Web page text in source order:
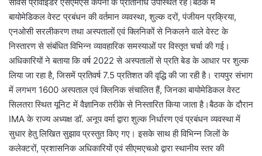
बायोमेडिकल वेस्ट प्रबंधन की वर्तमान व्यवस्था, शुल्क दरों, पंजीयन प्रक्रिया,
एनओसी सरलीकरण तथा अस्पतालों एवं क्लिनिकों से निकलने वाले वेस्ट के
निस्तारण से संबंधित विभिन्न व्यावहारिक समस्याओं पर विस्तृत चर्चा की गई।
अधिकारियों ने बताया कि वर्ष 2022 से अस्पतालों से प्रति बेड के आधार पर शुल्क
लिया जा रहा है, जिसमें प्रतिवर्ष 7.5 प्रतिशत की वृद्धि की जा रही है। रायपुर संभाग
में लगभग 1600 अस्पताल एवं क्लिनिक संचालित हैं, जिनका बायोमेडिकल वेस्ट
सिलतरा स्थित यूनिट में वैज्ञानिक तरीके से निस्तारित किया जाता है।बैठक के दौरान
IMA के राज्य अध्यक्ष डॉ. अनूप वर्मा द्वारा शुल्क निर्धारण एवं प्रबंधन व्यवस्था में
सुधार हेतु लिखित सुझाव प्रस्तुत किए गए। इसके साथ ही विभिन्न जिलों के
कलेक्टरों, प्रशासनिक अधिकारियों एवं सीएमएचओ द्वारा स्थानीय स्तर की